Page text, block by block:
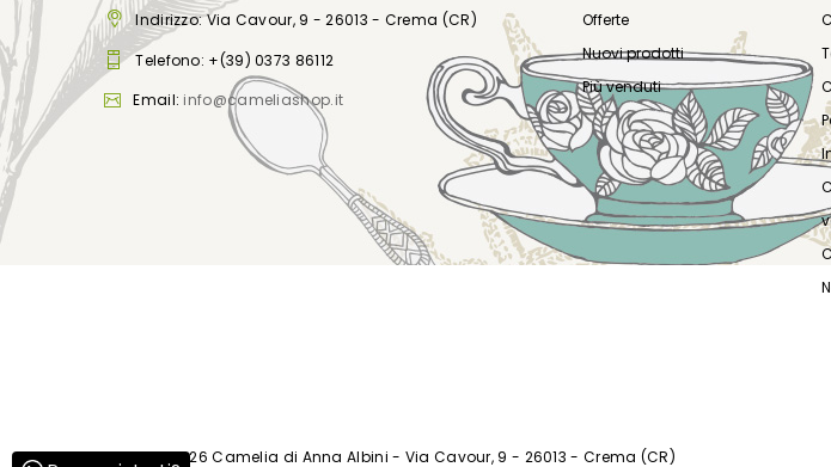
Indirizzo: Via Cavour, 9 - 26013 - Crema (CR)
Telefono: +(39) 0373 86112
Email: info@cameliashop.it
Offerte
Nuovi prodotti
Più venduti
© 2017 -2026 Camelia di Anna Albini - Via Cavour, 9 - 26013 - Crema (CR)